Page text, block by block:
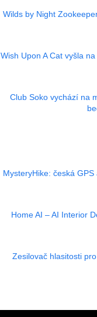
Wilds by Night
Wish Upon A Cat vyšla
Club Soko vychází na
MysteryHike: česká
Home AI – AI Interior
Zesilovač hlasitosti